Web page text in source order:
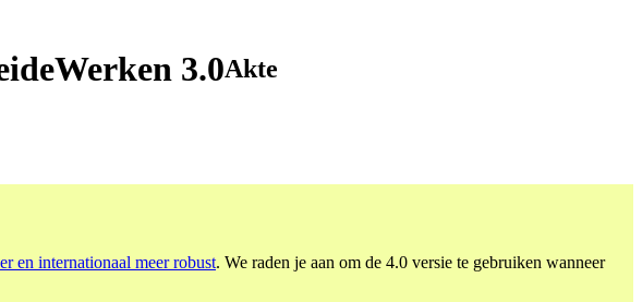
3.0Akte
en internationaal meer robust. We raden je aan om de 4.0 versie te gebruiken wanneer